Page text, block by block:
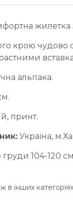
крою чудово
альпака.
принт.
Україна,
104-120
в інших